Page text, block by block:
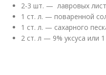
2-3 шт. — лавровых
1 ст. л. — поваренной
1 ст. л. — сахарного
2 ст. л — 9% уксуса или